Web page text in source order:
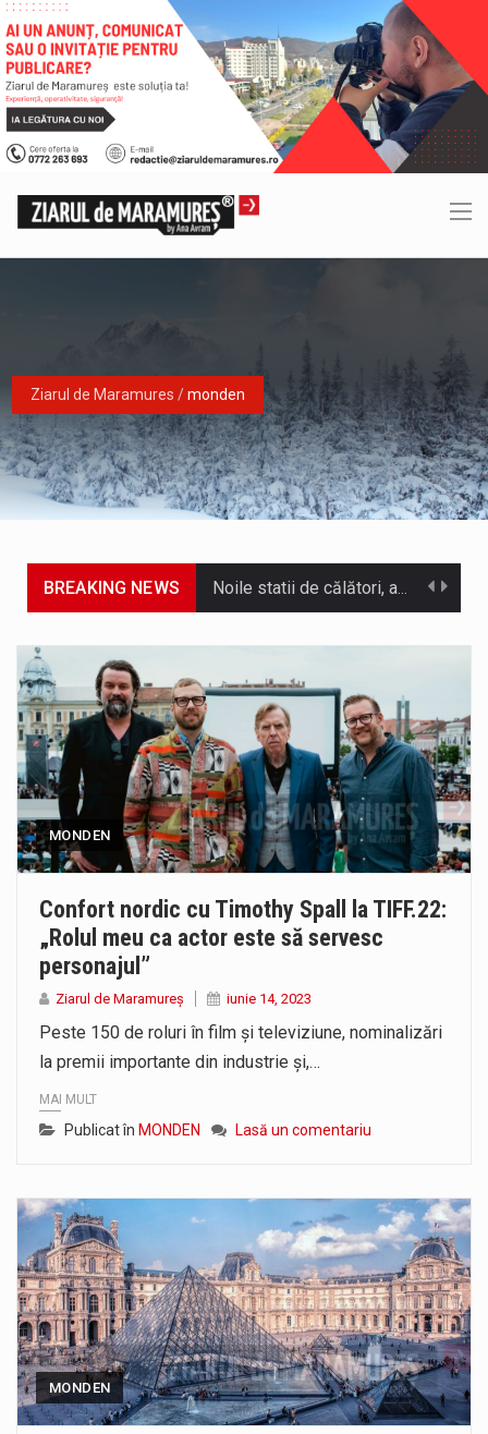
Ziarul de Maramures /monden
BREAKING NEWS Noile statii de călători, achizitionate la preț de garsonieră per bucată, dezamăgesc total cetățenii care folosesc mijloacele de transport în…
În acest sfârșit de săptămână, jandarmii maramureșeni vor fi prezenți la manifestările cultural-artistice și sportive care vor avea loc pe…
Testarea independentă a sistemului e-Terra, realizată de STS, DNSC și Cyberint, a mai parcurs o rundă de evaluare. Un număr…
Pe scurt. Statuia lui PINTEA VITEAZU din fața Jandarmeriei Maramures a ajuns să fie zilele acestea mărul discordiei între administrații.…
MONDEN
Confort nordic cu Timothy Spall la TIFF.22:
„Rolul meu ca actor este să servesc
personajul”
Ziarul de Maramureș iunie 14, 2023
Peste 150 de roluri în film și televiziune, nominalizări
la premii importante din industrie și,…
MAI MULT
Publicat în MONDEN Lasă un comentariu
MONDEN